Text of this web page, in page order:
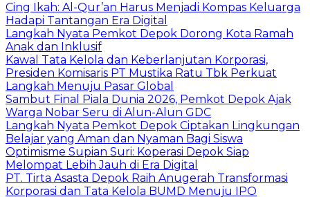
Cing Ikah: Al-Qur’an Harus Menjadi Kompas Keluarga
Hadapi Tantangan Era Digital
Langkah Nyata Pemkot Depok Dorong Kota Ramah
Anak dan Inklusif
Kawal Tata Kelola dan Keberlanjutan Korporasi,
Presiden Komisaris PT Mustika Ratu Tbk Perkuat
Langkah Menuju Pasar Global
Sambut Final Piala Dunia 2026, Pemkot Depok Ajak
Warga Nobar Seru di Alun-Alun GDC
Langkah Nyata Pemkot Depok Ciptakan Lingkungan
Belajar yang Aman dan Nyaman Bagi Siswa
Optimisme Supian Suri: Koperasi Depok Siap
Melompat Lebih Jauh di Era Digital
PT. Tirta Asasta Depok Raih Anugerah Transformasi
Korporasi dan Tata Kelola BUMD Menuju IPO